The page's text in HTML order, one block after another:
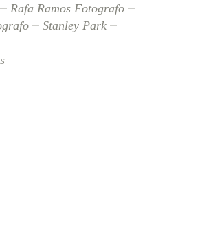
Rafa Ramos Fotografo
Stanley Park